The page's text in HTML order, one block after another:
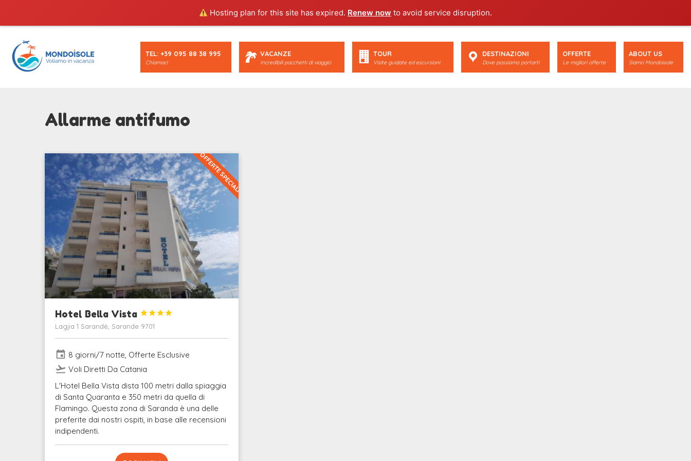
Hosting plan for this site has expired. Renew now to avoid service disruption.
TEL: +39 095 88 38 995
Chiamaci
VACANZE
Incredibili pacchetti di viaggio
TOUR
Visite guidate ed escursioni
DESTINAZIONI
Dove possiamo portarti
OFFERTE
Le migliori offerte
ABOUT US
Siamo Mondoisole
Allarme antifumo
OFFERTE SPECIALI
Hotel Bella Vista 



Lagjia 1 Sarandë, Sarande 9701
event 8 giorni/7 notte, Offerte Esclusive
flight_takeoff Voli Diretti Da Catania
L'Hotel Bella Vista dista 100 metri dalla spiaggia
di Santa Quaranta e 350 metri da quella di
Flamingo. Questa zona di Saranda è una delle
preferite dai nostri ospiti, in base alle recensioni
indipendenti.